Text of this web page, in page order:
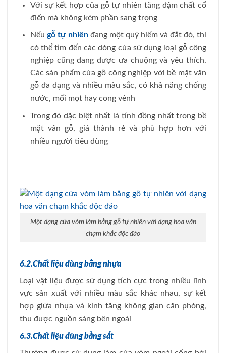
Với sự kết hợp của gỗ tự nhiên tăng đậm chất cổ
điển mà không kém phần sang trọng
Nếu gỗ tự nhiênđang một quý hiếm và đắt đỏ, thì
có thể tìm đến các dòng cửa sử dụng loại gỗ công
nghiệp cũng đang được ưa chuộng và yêu thích.
Các sản phẩm cửa gỗ công nghiệp với bề mặt văn
gỗ đa dạng và nhiều màu sắc, có khả năng chống
nước, mối mọt hay cong vênh
Trong đó dặc biệt nhất là tính đồng nhất trong bề
mặt vân gỗ, giá thành rẻ và phù hợp hơn với
nhiều người tiêu dùng
Một dạng cửa vòm làm bằng gỗ tự nhiên với dạng hoa văn
chạm khắc độc đáo
6.2.Chất liệu dùng bằng nhựa
Loại vật liệu được sử dụng tích cực trong nhiều lĩnh
vực sản xuất với nhiều màu sắc khác nhau, sự kết
hợp giữa nhựa và kính tăng không gian căn phòng,
thu được nguồn sáng bên ngoài
6.3.Chất liệu dùng bằng sắt